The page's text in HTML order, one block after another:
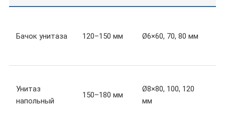
Бачок унитаза 120–150 мм Ø6×60, 70, 80 мм
Унитаз
напольный
150–180 мм
Ø8×80, 100, 120
мм